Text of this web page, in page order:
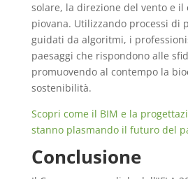
solare, la direzione del vento e il
piovana. Utilizzando processi di
guidati da algoritmi, i
paesaggi che rispondono alle
promuovendo al contempo la
sostenibilità.
Scopri come il BIM e la
stanno plasmando il futuro del
Conclusione